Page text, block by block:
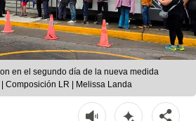
en el segundo día de la nueva medida
Composición LR | Melissa Landa